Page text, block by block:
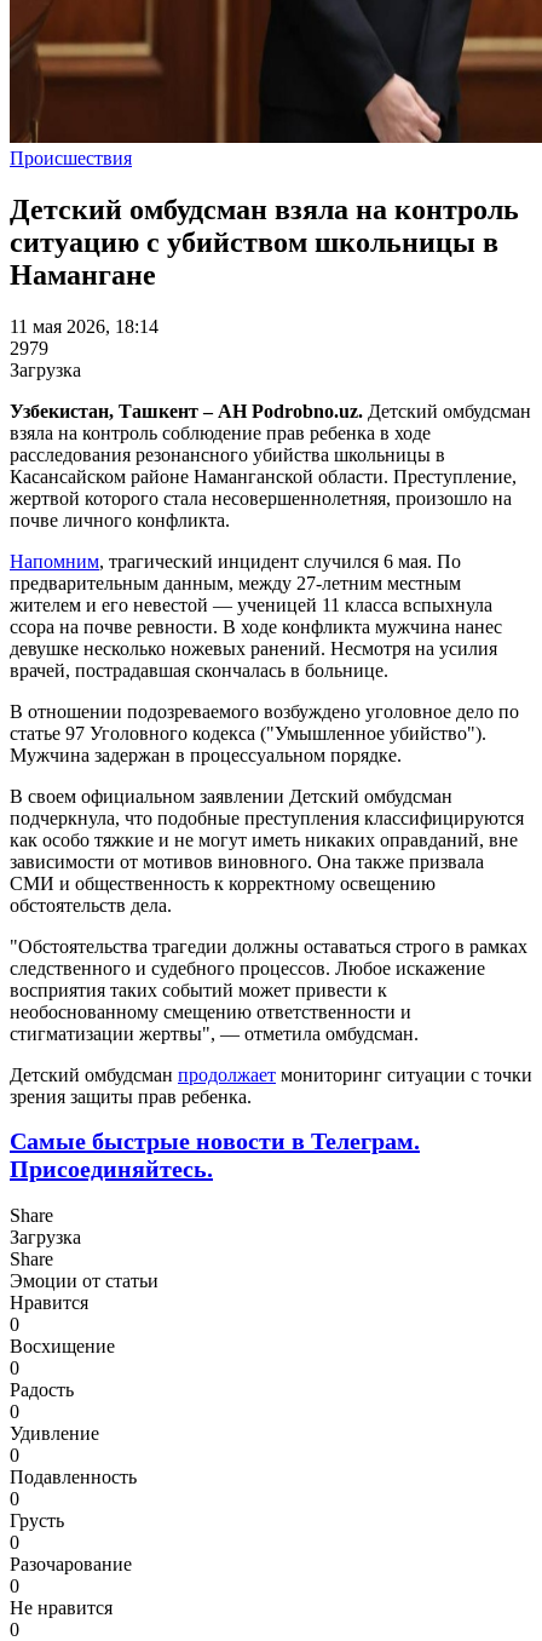
Происшествия
Детский омбудсман взяла на контроль
ситуацию с убийством школьницы в
Намангане
11 мая 2026, 18:14
2979
Загрузка
Узбекистан, Ташкент – АН Podrobno.uz. Детский омбудсман
взяла на контроль соблюдение прав ребенка в ходе
расследования резонансного убийства школьницы в
Касансайском районе Наманганской области. Преступление,
жертвой которого стала несовершеннолетняя, произошло на
почве личного конфликта.
Напомним, трагический инцидент случился 6 мая. По
предварительным данным, между 27-летним местным
жителем и его невестой — ученицей 11 класса вспыхнула
ссора на почве ревности. В ходе конфликта мужчина нанес
девушке несколько ножевых ранений. Несмотря на усилия
врачей, пострадавшая скончалась в больнице.
В отношении подозреваемого возбуждено уголовное дело по
статье 97 Уголовного кодекса ("Умышленное убийство").
Мужчина задержан в процессуальном порядке.
В своем официальном заявлении Детский омбудсман
подчеркнула, что подобные преступления классифицируются
как особо тяжкие и не могут иметь никаких оправданий, вне
зависимости от мотивов виновного. Она также призвала
СМИ и общественность к корректному освещению
обстоятельств дела.
"Обстоятельства трагедии должны оставаться строго в рамках
следственного и судебного процессов. Любое искажение
восприятия таких событий может привести к
необоснованному смещению ответственности и
стигматизации жертвы", — отметила омбудсман.
Детский омбудсман продолжает мониторинг ситуации с точки
зрения защиты прав ребенка.
Самые быстрые новости в Телеграм.
Присоединяйтесь.
Share
Загрузка
Share
Эмоции от статьи
Нравится
0
Восхищение
0
Радость
0
Удивление
0
Подавленность
0
Грусть
0
Разочарование
0
Не нравится
0